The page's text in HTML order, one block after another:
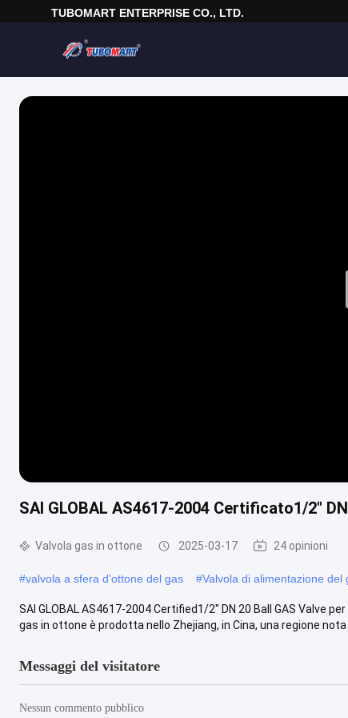
TUBOMART ENTERPRISE CO., LTD.
SAI GLOBAL AS4617-2004 Certificato1/2"
Valvola gas in ottone 2025-03-17 24 opinioni
#valvola a sfera d'ottone del gas #Valvola di alimentazione del
SAI GLOBAL AS4617-2004 Certified1/2" DN 20 Ball GAS Valve
gas in ottone è prodotta nello Zhejiang, in Cina, una regione nota
Messaggi del visitatore
Nessun commento pubblico